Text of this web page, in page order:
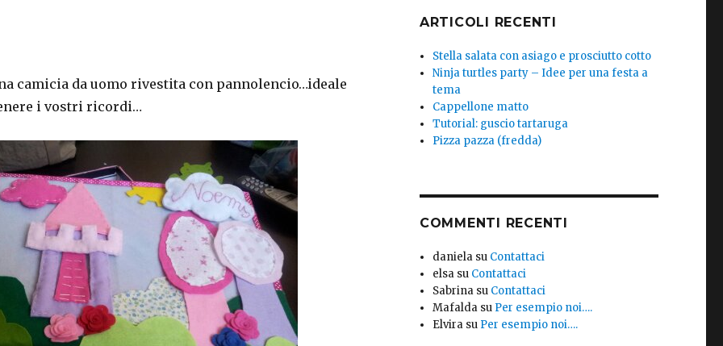
camicia da uomo rivestita con pannolencio…ideale
i vostri ricordi…
ARTICOLI RECENTI
Stella salata con asiago e prosciutto cotto
Ninja turtles party – Idee per una festa a
tema
Cappellone matto
Tutorial: guscio tartaruga
Pizza pazza (fredda)
COMMENTI RECENTI
daniela su Contattaci
elsa su Contattaci
Sabrina su Contattaci
Mafalda su Per esempio noi….
Elvira su Per esempio noi….